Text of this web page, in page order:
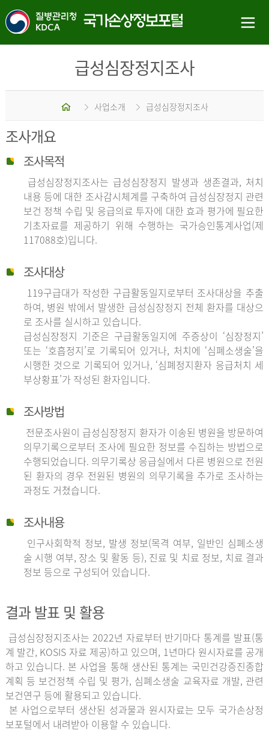
급성심장정지조사
홈 사업소개 급성심장정지조사
조사개요
조사목적
급성심장정지조사는 급성심장정지 발생과 생존결과, 처치
내용 등에 대한 조사감시체계를 구축하여 급성심장정지 관련
보건 정책 수립 및 응급의료 투자에 대한 효과 평가에 필요한
기초자료를 제공하기 위해 수행하는 국가승인통계사업(제
117088호)입니다.
조사대상
119구급대가 작성한 구급활동일지로부터 조사대상을 추출
하여, 병원 밖에서 발생한 급성심장정지 전체 환자를 대상으
로 조사를 실시하고 있습니다.
급성심장정지 기준은 구급활동일지에 주증상이 ‘심장정지’
또는 ‘호흡정지’로 기록되어 있거나, 처치에 ‘심폐소생술’을
시행한 것으로 기록되어 있거나, ‘심폐정지환자 응급처치 세
부상황표’가 작성된 환자입니다.
조사방법
전문조사원이 급성심장정지 환자가 이송된 병원을 방문하여
의무기록으로부터 조사에 필요한 정보를 수집하는 방법으로
수행되었습니다. 의무기록상 응급실에서 다른 병원으로 전원
된 환자의 경우 전원된 병원의 의무기록을 추가로 조사하는
과정도 거쳤습니다.
조사내용
인구사회학적 정보, 발생 정보(목격 여부, 일반인 심폐소생
술 시행 여부, 장소 및 활동 등), 진료 및 치료 정보, 치료 결과
정보 등으로 구성되어 있습니다.
결과 발표 및 활용
급성심장정지조사는 2022년 자료부터 반기마다 통계를 발표(통
계 발간, KOSIS 자료 제공)하고 있으며, 1년마다 원시자료를 공개
하고 있습니다. 본 사업을 통해 생산된 통계는 국민건강증진종합
계획 등 보건정책 수립 및 평가, 심폐소생술 교육자료 개발, 관련
보건연구 등에 활용되고 있습니다.
본 사업으로부터 생산된 성과물과 원시자료는 모두 국가손상정
보포털에서 내려받아 이용할 수 있습니다.